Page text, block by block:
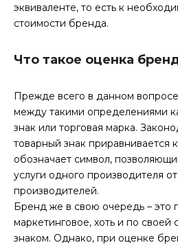
эквиваленте, то есть к
стоимости бренда.
Что такое оценка
Прежде всего в данном
между такими определениями
знак или торговая марка.
товарный знак приравнивается
обозначает символ,
услуги одного производителя
производителей.
Бренд же в свою очередь – это
маркетинговое, хоть и по своей
знаком. Однако, при оценке